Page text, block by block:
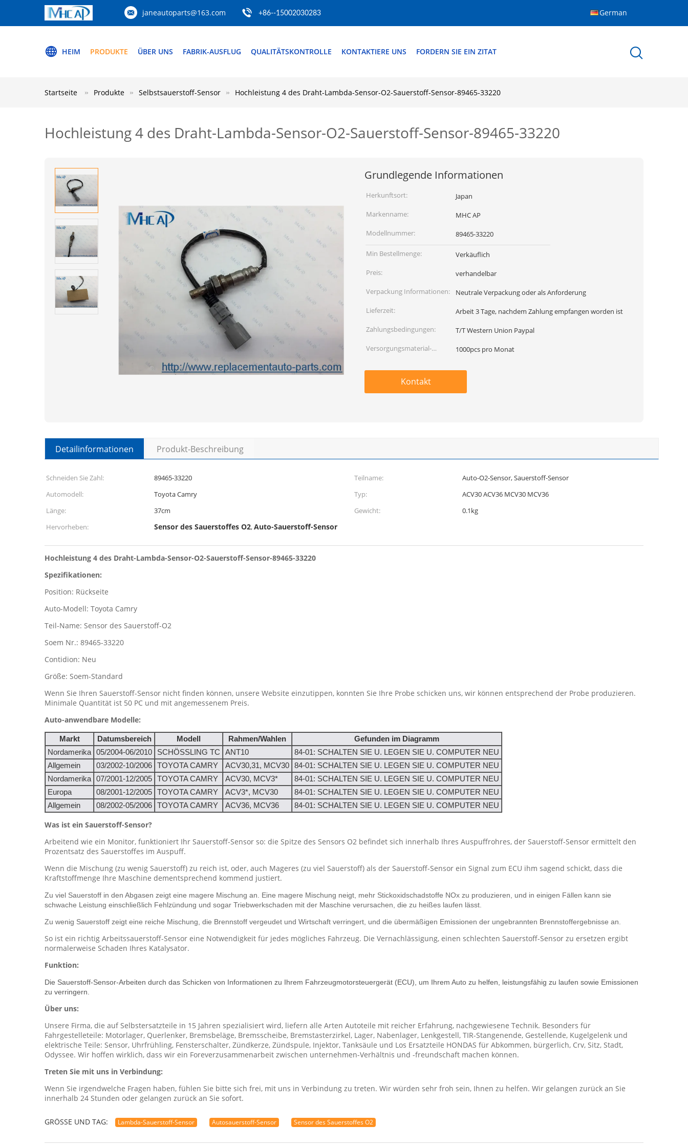
janeautoparts@163.com +86--15002030283 German
HEIM PRODUKTE ÜBER UNS FABRIK-AUSFLUG QUALITÄTSKONTROLLE KONTAKTIERE UNS FORDERN SIE EIN ZITAT
Startseite Produkte Selbstsauerstoff-Sensor Hochleistung 4 des Draht-Lambda-Sensor-O2-Sauerstoff-Sensor-89465-33220
Hochleistung 4 des Draht-Lambda-Sensor-O2-Sauerstoff-Sensor-89465-33220
Grundlegende Informationen
Herkunftsort:
Japan
Markenname:
MHC AP
Modellnummer:
89465-33220
Min Bestellmenge:
Verkäuflich
Preis:
verhandelbar
Verpackung Informationen:
Neutrale Verpackung oder als Anforderung
Lieferzeit:
Arbeit 3 Tage, nachdem Zahlung empfangen worden ist
Zahlungsbedingungen:
T/T Western Union Paypal
Versorgungsmaterial-
1000pcs pro Monat
Kontakt
Detailinformationen Produkt-Beschreibung
Schneiden Sie Zahl: 89465-33220 Teilname:
Auto-O2-Sensor, Sauerstoff-Sensor
Automodell:
Toyota Camry Typ:
ACV30 ACV36 MCV30 MCV36
Länge:
37cm Gewicht:
0.1kg
Hervorheben:
Sensor des Sauerstoffes O2,Auto-Sauerstoff-Sensor
Hochleistung 4 des Draht-Lambda-Sensor-O2-Sauerstoff-Sensor-89465-33220
Spezifikationen:
Position: Rückseite
Auto-Modell: Toyota Camry
Teil-Name: Sensor des Sauerstoff-O2
Soem Nr.: 89465-33220
Contidion: Neu
Größe: Soem-Standard
Wenn Sie Ihren Sauerstoff-Sensor nicht finden können, unsere Website einzutippen, konnten Sie Ihre Probe schicken uns, wir können entsprechend der Probe produzieren.
Minimale Quantität ist 50 PC und mit angemessenem Preis.
Auto-anwendbare Modelle:
Markt Datumsbereich Modell Rahmen/Wahlen
Gefunden im Diagramm
Nordamerika
05/2004-06/2010 SCHÖSSLING TC ANT10
84-01: SCHALTEN SIE U. LEGEN SIE U. COMPUTER NEU
Allgemein
03/2002-10/2006 TOYOTA CAMRY ACV30,31, MCV30
84-01: SCHALTEN SIE U. LEGEN SIE U. COMPUTER NEU
Nordamerika
07/2001-12/2005 TOYOTA CAMRY ACV30, MCV3*
84-01: SCHALTEN SIE U. LEGEN SIE U. COMPUTER NEU
Europa
08/2001-12/2005 TOYOTA CAMRY ACV3*, MCV30
84-01: SCHALTEN SIE U. LEGEN SIE U. COMPUTER NEU
Allgemein
08/2002-05/2006 TOYOTA CAMRY ACV36, MCV36 84-01: SCHALTEN SIE U. LEGEN SIE U. COMPUTER NEU
Was ist ein Sauerstoff-Sensor?
Arbeitend wie ein Monitor, funktioniert Ihr Sauerstoff-Sensor so: die Spitze des Sensors O2 befindet sich innerhalb Ihres Auspuffrohres, der Sauerstoff-Sensor ermittelt den
Prozentsatz des Sauerstoffes im Auspuff.
Wenn die Mischung (zu wenig Sauerstoff) zu reich ist, oder, auch Mageres (zu viel Sauerstoff) als der Sauerstoff-Sensor ein Signal zum ECU ihm sagend schickt, dass die
Kraftstoffmenge Ihre Maschine dementsprechend kommend justiert.
Zu viel Sauerstoff in den Abgasen zeigt eine magere Mischung an. Eine magere Mischung neigt, mehr Stickoxidschadstoffe NOx zu produzieren, und in einigen Fällen kann sie
schwache Leistung einschließlich Fehlzündung und sogar Triebwerkschaden mit der Maschine verursachen, die zu heißes laufen lässt.
Zu wenig Sauerstoff zeigt eine reiche Mischung, die Brennstoff vergeudet und Wirtschaft verringert, und die übermäßigen Emissionen der ungebrannten Brennstoffergebnisse an.
So ist ein richtig Arbeitssauerstoff-Sensor eine Notwendigkeit für jedes mögliches Fahrzeug. Die Vernachlässigung, einen schlechten Sauerstoff-Sensor zu ersetzen ergibt
normalerweise Schaden Ihres Katalysator.
Funktion:
Die Sauerstoff-Sensor-Arbeiten durch das Schicken von Informationen zu Ihrem Fahrzeugmotorsteuergerät (ECU), um Ihrem Auto zu helfen, leistungsfähig zu laufen sowie Emissionen
zu verringern.
Über uns:
Unsere Firma, die auf Selbstersatzteile in 15 Jahren spezialisiert wird, liefern alle Arten Autoteile mit reicher Erfahrung, nachgewiesene Technik. Besonders für
Fahrgestelleteile: Motorlager, Querlenker, Bremsbeläge, Bremsscheibe, Bremstasterzirkel, Lager, Nabenlager, Lenkgestell, TIR-Stangenende, Gestellende, Kugelgelenk und
elektrische Teile: Sensor, Uhrfrühling, Fensterschalter, Zündkerze, Zündspule, Injektor, Tanksäule und Los Ersatzteile HONDAS für Abkommen, bürgerlich, Crv, Sitz, Stadt,
Odyssee. Wir hoffen wirklich, dass wir ein Foreverzusammenarbeit zwischen unternehmen-Verhältnis und -freundschaft machen können.
Treten Sie mit uns in Verbindung:
Wenn Sie irgendwelche Fragen haben, fühlen Sie bitte sich frei, mit uns in Verbindung zu treten. Wir würden sehr froh sein, Ihnen zu helfen. Wir gelangen zurück an Sie
innerhalb 24 Stunden oder gelangen zurück an Sie sofort.
GRÖSSE UND TAG: Lambda-Sauerstoff-Sensor Autosauerstoff-Sensor Sensor des Sauerstoffes O2